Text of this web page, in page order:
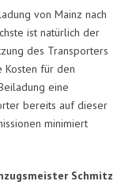
von Mainz nach
ist natürlich der
des Transporters
Kosten für den
eine
bereits auf dieser
minimiert
Schmitz